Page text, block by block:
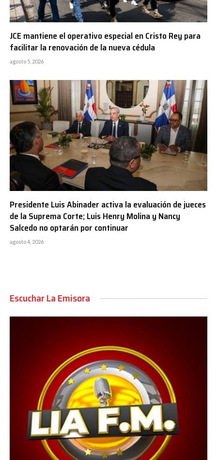
JCE mantiene el operativo especial en Cristo Rey para
facilitar la renovación de la nueva cédula
agosto 5, 2026
Presidente Luis Abinader activa la evaluación de jueces
de la Suprema Corte; Luis Henry Molina y Nancy
Salcedo no optarán por continuar
agosto 4, 2026
Escuchar La Emisora